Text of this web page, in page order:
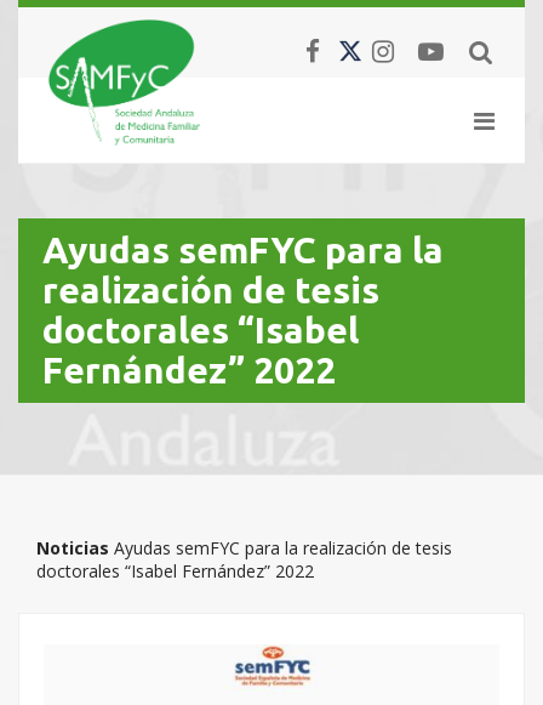
Ayudas semFYC para la
realización de tesis
doctorales “Isabel
Fernández” 2022
Noticias Ayudas semFYC para la realización de tesis
doctorales “Isabel Fernández” 2022